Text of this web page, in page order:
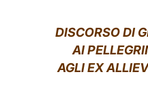
DISCORSO DI
AI
AGLI EX